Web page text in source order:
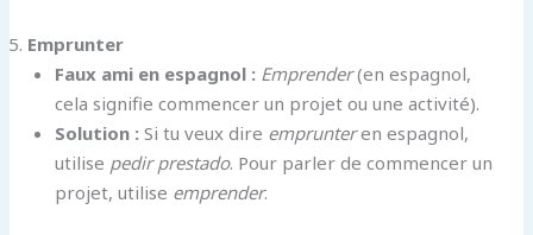
Emprunter
Faux ami en espagnol : Emprender(en espagnol,
cela signifie commencer un projet ou une activité).
Solution :Si tu veux dire emprunteren espagnol,
utilise pedir prestado. Pour parler de commencer un
projet, utilise emprender.